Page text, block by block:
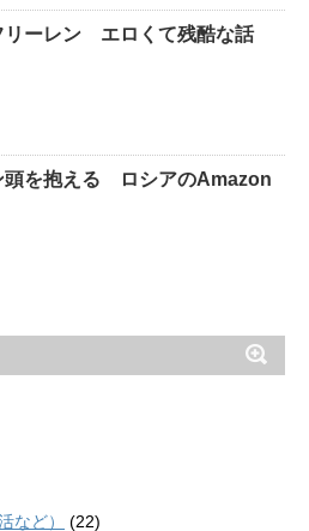
リーレン エロくて残酷な話
頭を抱える ロシアのAmazon
など）
(22)